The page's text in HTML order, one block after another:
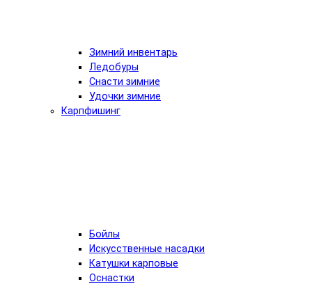
Зимний инвентарь
Ледобуры
Снасти зимние
Удочки зимние
Карпфишинг
Бойлы
Искусственные насадки
Катушки карповые
Оснастки